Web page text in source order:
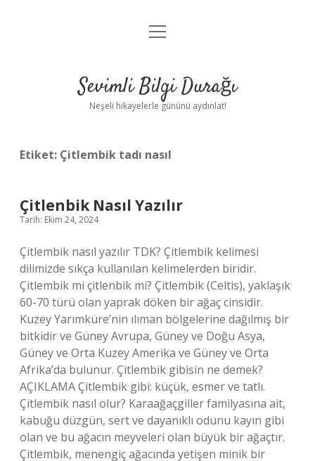
Anasayfa
Yasal Uyarı
menüyü
Sevimli Bilgi Durağı
Neşeli hikayelerle gününü aydınlat!
Etiket: Çitlembik tadı nasıl
Çitlenbik Nasıl Yazılır
Tarih: Ekim 24, 2024
Çitlembik nasıl yazılır TDK? Çitlembik kelimesi
dilimizde sıkça kullanılan kelimelerden biridir.
Çitlembik mi çitlenbik mi? Çitlembik (Celtis), yaklaşık
60-70 türü olan yaprak döken bir ağaç cinsidir.
Kuzey Yarımküre’nin ılıman bölgelerine dağılmış bir
bitkidir ve Güney Avrupa, Güney ve Doğu Asya,
Güney ve Orta Kuzey Amerika ve Güney ve Orta
Afrika’da bulunur. Çitlembik gibisin ne demek?
AÇIKLAMA Çitlembik gibi: küçük, esmer ve tatlı.
Çitlembik nasıl olur? Karaağaçgiller familyasına ait,
kabuğu düzgün, sert ve dayanıklı odunu kayın gibi
olan ve bu ağacın meyveleri olan büyük bir ağaçtır.
Çitlembik, menengiç ağacında yetişen minik bir